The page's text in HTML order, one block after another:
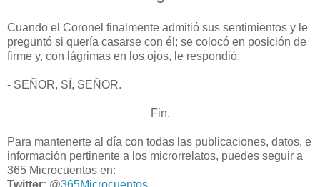
Cuando el Coronel finalmente admitió sus sentimientos y le
preguntó si quería casarse con él; se colocó en posición de
firme y, con lágrimas en los ojos, le respondió:
- SEÑOR, SÍ, SEÑOR.
Fin.
Para mantenerte al día con todas las publicaciones, datos, e
información pertinente a los microrrelatos, puedes seguir a
365 Microcuentos en:
Twitter: @365Microcuentos